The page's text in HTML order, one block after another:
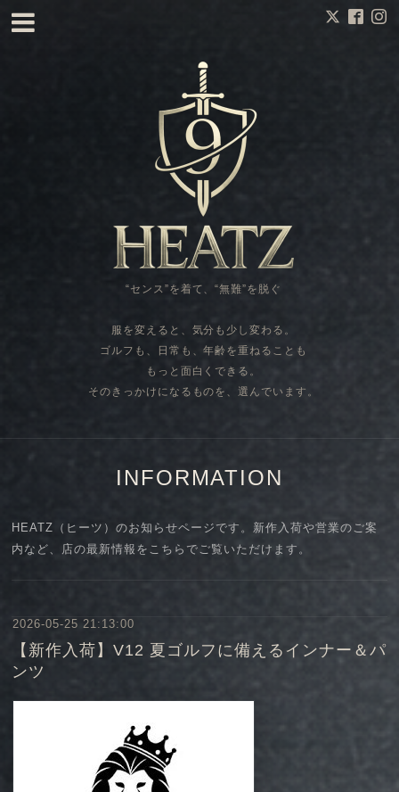
“センス”を着て、“無難”を脱ぐ
服を変えると、気分も少し変わる。
ゴルフも、日常も、年齢を重ねることも
もっと面白くできる。
そのきっかけになるものを、選んでいます。
INFORMATION
HEATZ（ヒーツ）のお知らせページです。新作入荷や営業のご案
内など、店の最新情報をこちらでご覧いただけます。
2026-05-25 21:13:00
【新作入荷】V12 夏ゴルフに備えるインナー＆パ
ンツ